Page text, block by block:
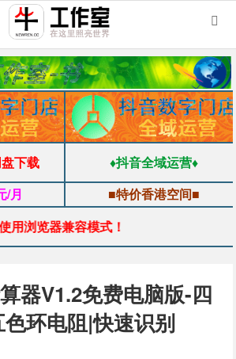
下载
♦抖音全域运营♦
/月
■特价香港空间■
览器兼容模式！
器V1.2免费电脑版-四
环电阻|快速识别